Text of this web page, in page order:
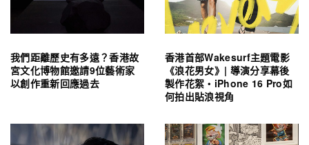
我們距離歷史有多遠？香港故
宮文化博物館邀請9位藝術家
以創作重新回應過去
香港首部Wakesurf主題電影
《浪花男女》| 導演分享幕後
製作花絮・iPhone 16 Pro如
何拍出貼浪視角